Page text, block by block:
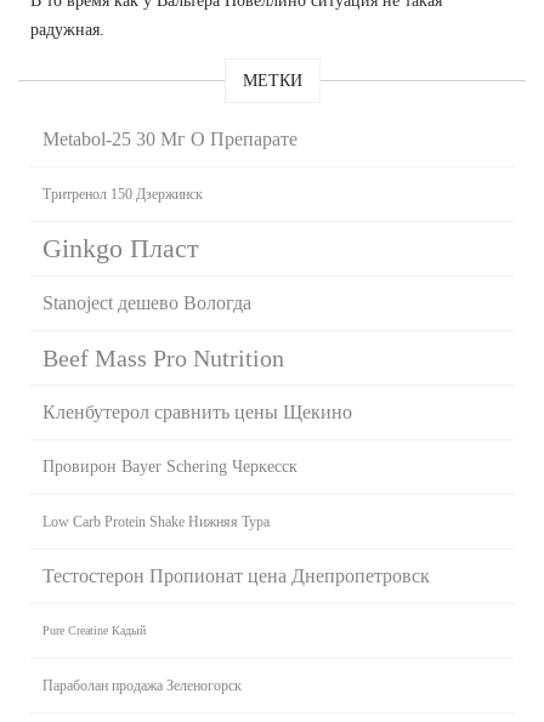
радужная.
МЕТКИ
Metabol-25 30 Мг О Препарате
Тритренол 150 Дзержинск
Ginkgo Пласт
Stanoject дешево Вологда
Beef Mass Pro Nutrition
Кленбутерол сравнить цены Щекино
Провирон Bayer Schering Черкесск
Low Carb Protein Shake Нижняя Тура
Тестостерон Пропионат цена Днепропетровск
Pure Creatine Кадый
Параболан продажа Зеленогорск